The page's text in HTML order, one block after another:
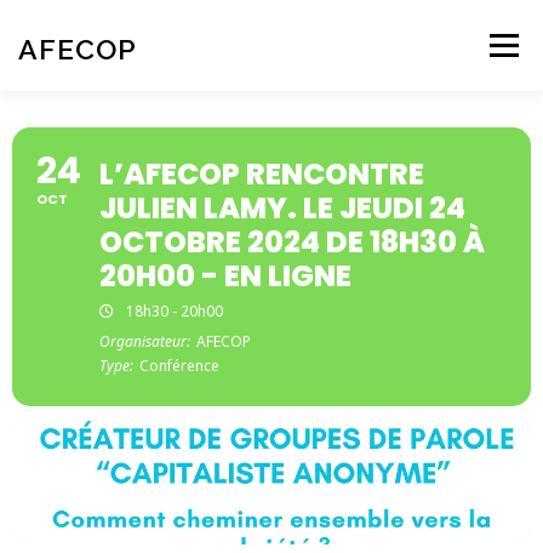
contenu
AFECOP Menu
L’ÉCOPSYCHOLOGIE NOS ACTIVITÉS AGENDA
CONTACT – NOUS REJOINDRE
24
OCT
L’AFECOP RENCONTRE
JULIEN LAMY. LE JEUDI 24
OCTOBRE 2024 DE 18H30 À
20H00 - EN LIGNE
18h30 - 20h00
Organisateur: AFECOP
Type: Conférence